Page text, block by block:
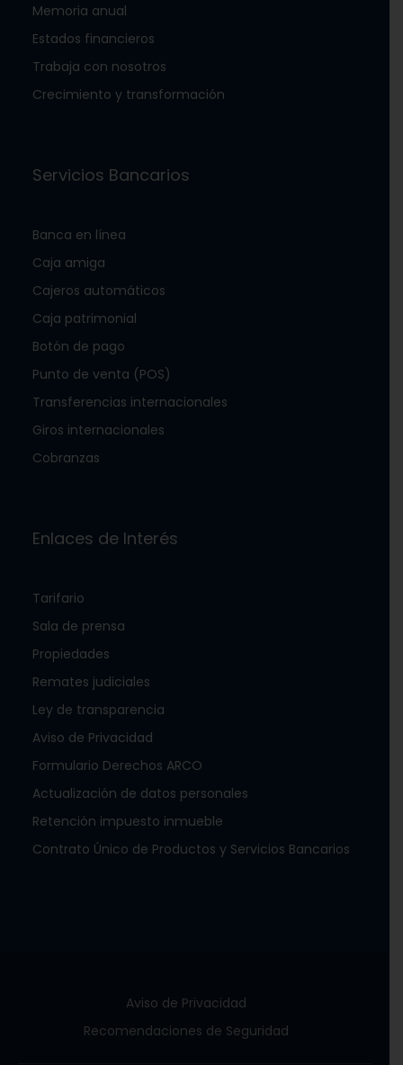
Memoria anual
Estados financieros
Trabaja con nosotros
Crecimiento y transformación
Servicios Bancarios
Banca en línea
Caja amiga
Cajeros automáticos
Caja patrimonial
Botón de pago
Punto de venta (POS)
Transferencias internacionales
Giros internacionales
Cobranzas
Enlaces de Interés
Tarifario
Sala de prensa
Propiedades
Remates judiciales
Ley de transparencia
Aviso de Privacidad
Formulario Derechos ARCO
Actualización de datos personales
Retención impuesto inmueble
Contrato Único de Productos y Servicios Bancarios
Aviso de Privacidad
Recomendaciones de Seguridad